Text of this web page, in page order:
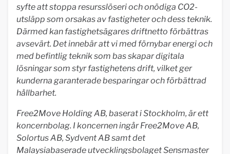
syfte att stoppa resursslöseri och onödiga CO2-
utsläpp som orsakas av fastigheter och dess teknik.
Därmed kan fastighetsägares driftnetto förbättras
avsevärt. Det innebär att vi med förnybar energi och
med befintlig teknik som bas skapar digitala
lösningar som styr fastighetens drift, vilket ger
kunderna garanterade besparingar och förbättrad
hållbarhet.
Free2Move Holding AB, baserat i Stockholm, är ett
koncernbolag. I koncernen ingår Free2Move AB,
Solortus AB, Sydvent AB samt det
Malaysiabaserade utvecklingsbolaget Sensmaster